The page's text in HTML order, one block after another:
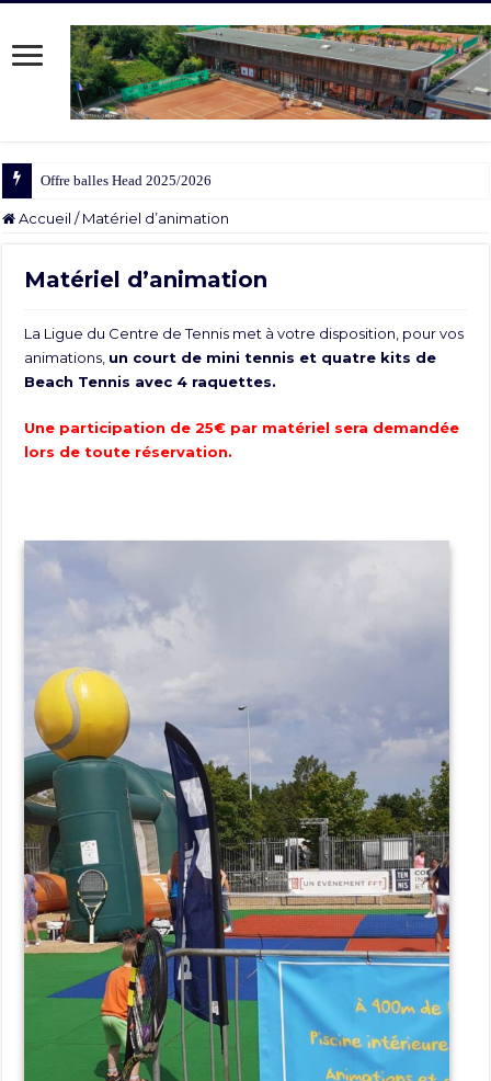
Offre balles Head 2025/2026
Accueil / Matériel d’animation
Matériel d’animation
La Ligue du Centre de Tennis met à votre disposition, pour vos
animations, un court de mini tennis et quatre kits de
Beach Tennis avec 4 raquettes.
Une participation de 25€ par matériel sera demandée
lors de toute réservation.